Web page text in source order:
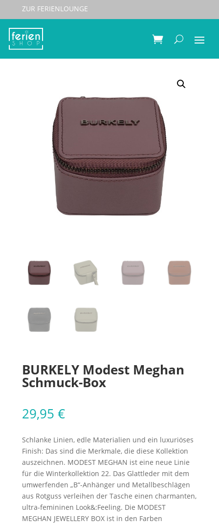
ZUR FERIENLOUNGE
Start/
Meghan Schmuck-Box
BURKELY Modest Meghan
Schmuck-Box
29,95 €
Schlanke Linien, edle Materialien und ein luxuriöses
Finish: Das sind die Merkmale, die diese Kollektion
auszeichnen. MODEST MEGHAN ist eine neue Linie
für die Winterkollektion 22. Das Glattleder mit dem
umwerfenden „B“-Anhänger und Metallbeschlägen
aus Rotguss verleihen der Tasche einen charmanten,
ultra-femininen Look&:Feeling. Die MODEST
MEGHAN JEWELLERY BOX ist in den Farben